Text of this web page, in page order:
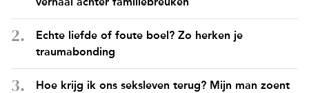
Echte liefde of foute boel? Zo herken je
traumabonding
Hoe krijg ik ons seksleven terug? Mijn man zoent